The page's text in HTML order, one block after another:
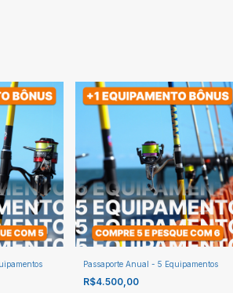
Passaporte Anual - 5 Equipamentos
R$4.500,00